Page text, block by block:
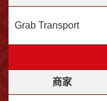
Grab Transport
商家